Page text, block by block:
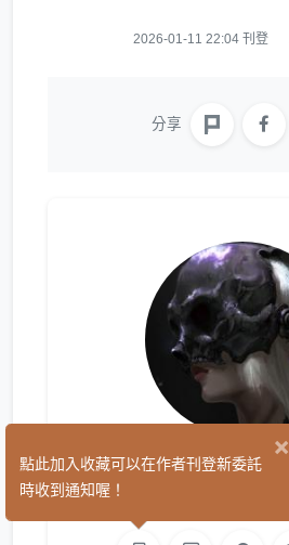
2026-01-11 22:04 刊登
分享
jarret
×
點此加入收藏可以在作者刊登新委託
時收到通知喔！